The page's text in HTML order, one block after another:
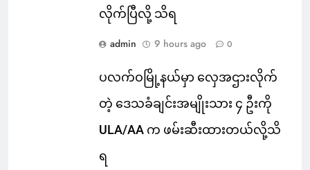
လိုက်ပြီလို့ သိရ
admin 9 hours ago 0
ပလက်ဝမြို့နယ်မှာ လှေအဌားလိုက်
တဲ့ ဒေသခံချင်းအမျိုးသား ၄ ဦးကို
ULA/AA က ဖမ်းဆီးထားတယ်လို့သိ
ရ